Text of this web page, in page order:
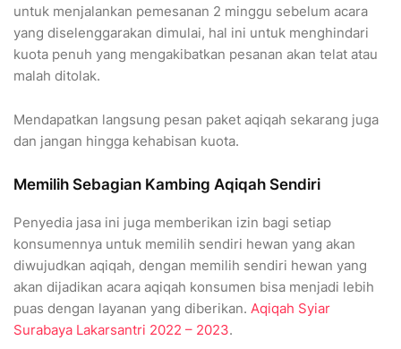
untuk menjalankan pemesanan 2 minggu sebelum acara
yang diselenggarakan dimulai, hal ini untuk menghindari
kuota penuh yang mengakibatkan pesanan akan telat atau
malah ditolak.
Mendapatkan langsung pesan paket aqiqah sekarang juga
dan jangan hingga kehabisan kuota.
Memilih Sebagian Kambing Aqiqah Sendiri
Penyedia jasa ini juga memberikan izin bagi setiap
konsumennya untuk memilih sendiri hewan yang akan
diwujudkan aqiqah, dengan memilih sendiri hewan yang
akan dijadikan acara aqiqah konsumen bisa menjadi lebih
puas dengan layanan yang diberikan. Aqiqah Syiar
Surabaya Lakarsantri 2022 – 2023.